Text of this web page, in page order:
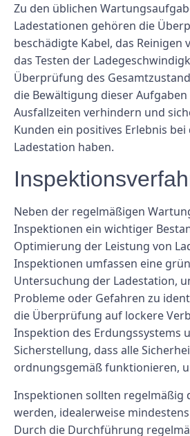
Zu den üblichen
Ladestationen gehören die
beschädigte Kabel, das Reinigen
das Testen der
Überprüfung des
die Bewältigung dieser
Ausfallzeiten verhindern und
Kunden ein positives Erlebnis
Ladestation haben.
Neben der regelmäßigen
Inspektionen ein wichtiger
Optimierung der Leistung von
Inspektionen umfassen eine
Untersuchung der Ladestation,
Probleme oder Gefahren zu
die Überprüfung auf lockere
Inspektion des Erdungssystems
Sicherstellung, dass alle
ordnungsgemäß funktionieren,
Inspektionen sollten regelmäßig
werden, idealerweise
Durch die Durchführung